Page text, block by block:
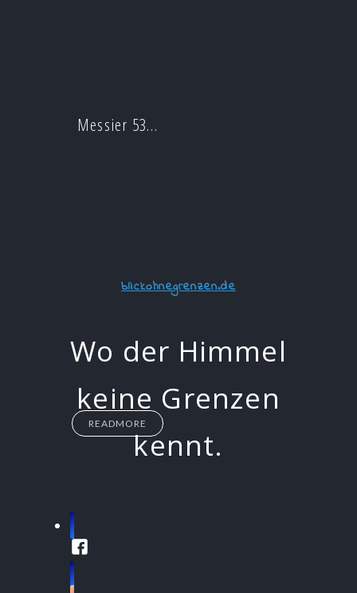
Messier 53…
READMORE
blickohnegrenzen.de
Wo der Himmel
keine Grenzen
kennt.